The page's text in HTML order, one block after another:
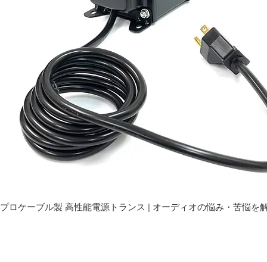
プロケーブル製 高性能電源トランス | オーディオの悩み・苦悩を